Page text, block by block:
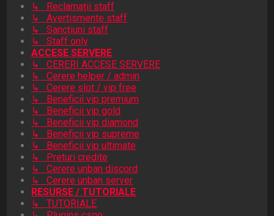
↳ Reclamații staff
↳ Avertismente staff
↳ Sancțiuni staff
↳ Staff only
ACCESE SERVERE
↳ CERERI ACCESE SERVERE
↳ Cerere helper / admin
↳ Cerere slot / vip free
↳ Beneficii vip premium
↳ Beneficii vip gold
↳ Beneficii vip diamond
↳ Beneficii vip supreme
↳ Beneficii vip ultimate
↳ Preturi credite
↳ Cerere unban discord
↳ Cerere unban server
RESURSE / TUTORIALE
↳ TUTORIALE